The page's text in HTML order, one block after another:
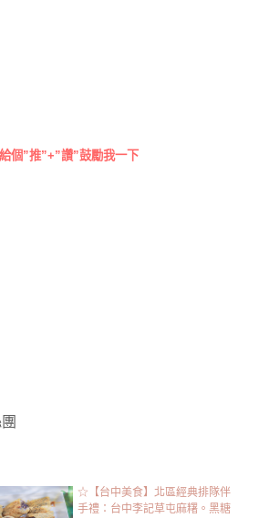
個”推”+”讚”鼓勵我一下
☆【台中美食】北區經典排隊伴
手禮：台中李記草屯麻糬。黑糖